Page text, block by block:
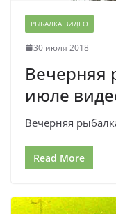
РЫБАЛКА ВИДЕО
30 июля 2018
Вечерняя
июле
Вечерняя
Read More